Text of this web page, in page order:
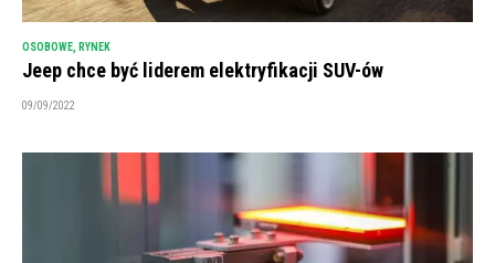
OSOBOWE RYNEK
Jeep chce być liderem elektryfikacji SUV-ów
09/09/2022